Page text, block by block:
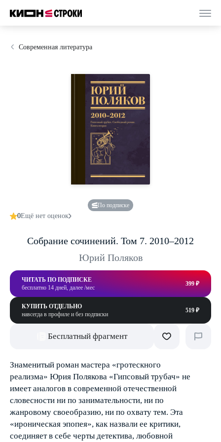
Современная литература
По подписке
0Ещё нет оценок
Собрание сочинений. Том 7. 2010–2012
Юрий Поляков
ЧИТАТЬ ПО ПОДПИСКЕ
бесплатно 14 дней, далее /мес
399 ₽
КУПИТЬ ОТДЕЛЬНО
навсегда в профиле и без подписки
519 ₽
Бесплатный фрагмент
Знаменитый роман мастера «гротескного
реализма» Юрия Полякова «Гипсовый трубач» не
имеет аналогов в современной отечественной
словесности ни по занимательности, ни по
жанровому своеобразию, ни по охвату тем. Эта
«ироническая эпопея», как назвали ее критики,
соединяет в себе черты детектива, любовной